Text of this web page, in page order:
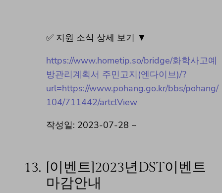
✅ 지원 소식 상세 보기 ▼
https://www.hometip.so/bridge/화학사고예
방관리계획서 주민고지(엔다이브)/?
url=https://www.pohang.go.kr/bbs/pohang/
104/711442/artclView
작성일: 2023-07-28 ~
13. [이벤트]2023년DST이벤트
마감안내